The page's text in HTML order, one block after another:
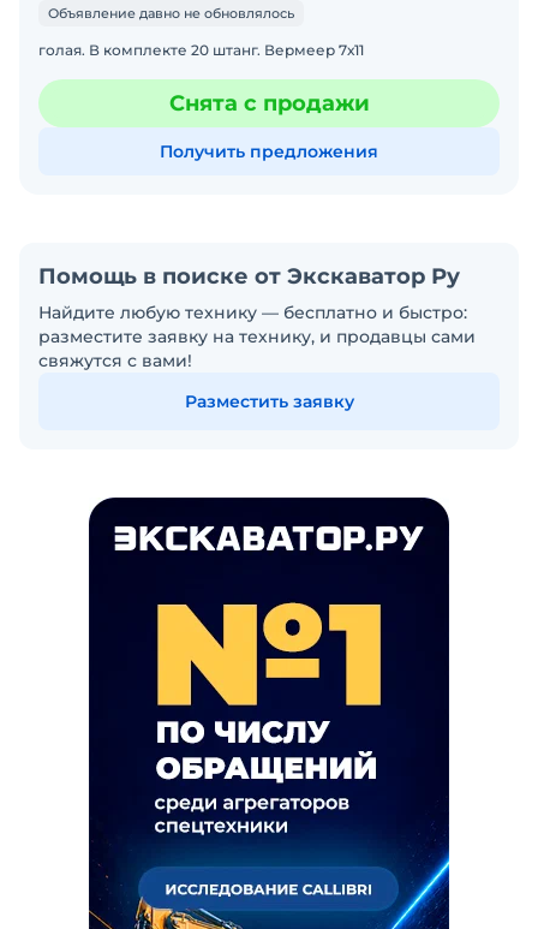
Объявление давно не обновлялось
голая. В комплекте 20 штанг. Вермеер 7х11
Снята с продажи
Получить предложения
Помощь в поиске от Экскаватор Ру
Найдите любую технику — бесплатно и быстро:
разместите заявку на технику, и продавцы сами
свяжутся с вами!
Разместить заявку